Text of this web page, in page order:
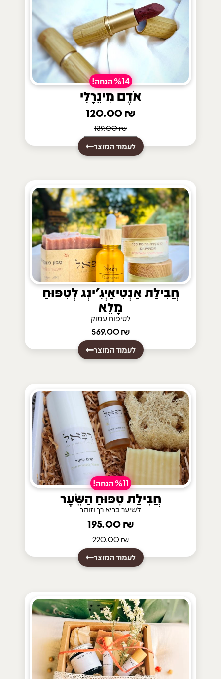
%14 הנחה!
אֹדֶם מִינֵרָלִי
₪
139.00
₪
לעמוד המוצר
חֲבִילַת אַנְטִיאַיְגִ'ינְג לְטִפּוּחַ
מָלֵא
לטיפוח עמוק
₪
לעמוד המוצר
%11 הנחה!
חֲבִילַת טִפּוּחַ הַשֵּׂעָר
לשיער בריא רך וזוהר
₪
220.00
₪
לעמוד המוצר